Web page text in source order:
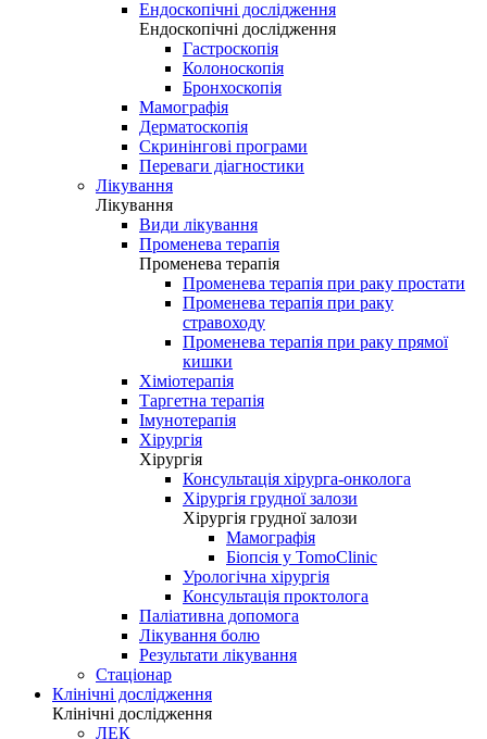
Ендоскопічні дослідження
Ендоскопічні дослідження
Гастроскопія
Колоноскопія
Бронхоскопія
Мамографія
Дерматоскопія
Скринінгові програми
Переваги діагностики
Лікування
Лікування
Види лікування
Променева терапія
Променева терапія
Променева терапія при раку простати
Променева терапія при раку
стравоходу
Променева терапія при раку прямої
кишки
Хіміотерапія
Таргетна терапія
Імунотерапія
Хірургія
Хірургія
Консультація хірурга-онколога
Хірургія грудної залози
Хірургія грудної залози
Мамографія
Біопсія у TomoClinic
Урологічна хірургія
Консультація проктолога
Паліативна допомога
Лікування болю
Результати лікування
Стаціонар
Клінічні дослідження
Клінічні дослідження
ЛЕК